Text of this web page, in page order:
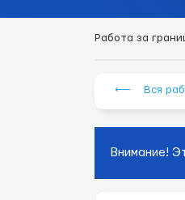
Работа за
⟵ Вся
Внимание!